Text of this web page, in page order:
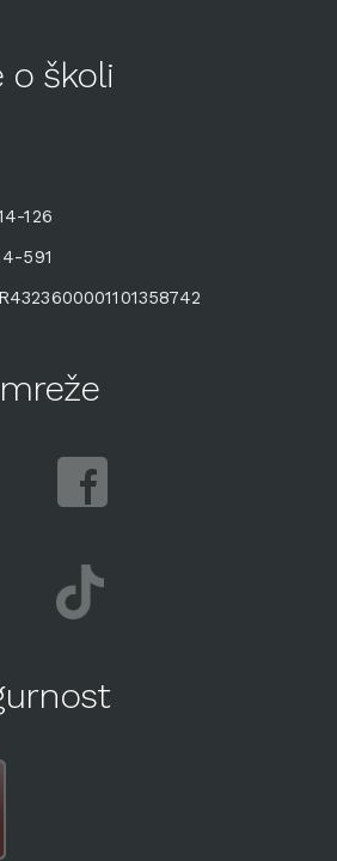
o školi
126
591